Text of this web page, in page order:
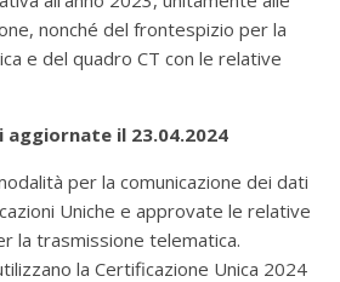
nonché del frontespizio per la
e del quadro CT con le relative
il 23.04.2024
per la comunicazione dei dati
Uniche e approvate le relative
la trasmissione telematica.
la Certificazione Unica 2024